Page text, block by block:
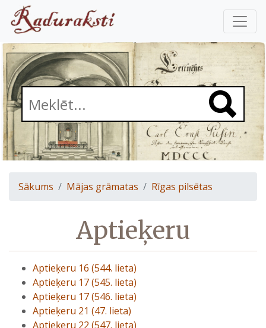
Sākums Mājas grāmatas Rīgas pilsētas
Aptieķeru
Aptieķeru 16 (544. lieta)
Aptieķeru 17 (545. lieta)
Aptieķeru 17 (546. lieta)
Aptieķeru 21 (47. lieta)
Aptieķeru 22 (547. lieta)